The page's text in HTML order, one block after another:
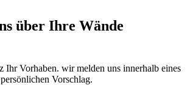
über Ihre Wände
Ihr Vorhaben. wir melden uns innerhalb eines
Vorschlag.